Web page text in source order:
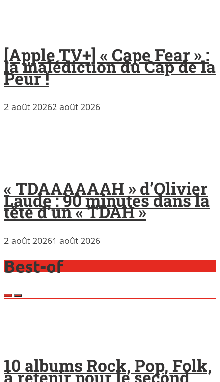
[Apple TV+] « Cape Fear » :
la malédiction du Cap de la
Peur !
2 août 20262 août 2026
« TDAAAAAAH » d’Olivier
Laude : 90 minutes dans la
tête d’un « TDAH »
2 août 20261 août 2026
Best-of
10 albums Rock, Pop, Folk,
à retenir pour le second